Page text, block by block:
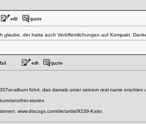
glaube, der hatte auch Veröffentlichungen auf Kompakt.
album führt, das damals unter seinem real name
another-stories
www.discogs.com/de/artist/9239-Kaito